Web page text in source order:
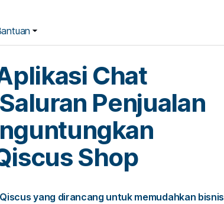
Chat
Penjualan
Shop
yang dirancang untuk memudahkan bisnis